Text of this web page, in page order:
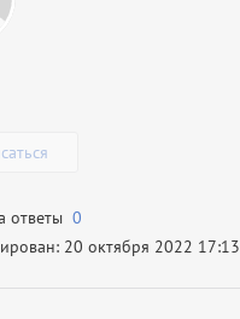
ответы 0
20 октября 2022 17:13